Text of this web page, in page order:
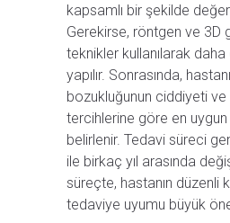
kapsamlı bir şekilde
Gerekirse, röntgen ve 3D
teknikler kullanılarak daha
yapılır. Sonrasında,
bozukluğunun ciddiyeti ve
tercihlerine göre en
belirlenir. Tedavi süreci
ile birkaç yıl arasında
süreçte, hastanın düzenli
tedaviye uyumu büyük